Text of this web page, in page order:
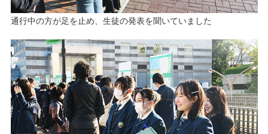
通行中の方が足を止め、生徒の発表を聞いていました